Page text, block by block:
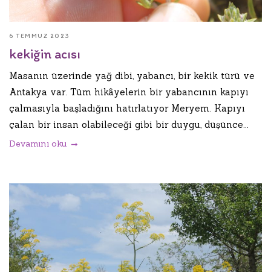
6 TEMMUZ 2023
kekiğin acısı
Masanın üzerinde yağ dibi, yabancı, bir kekik türü ve
Antakya var. Tüm hikâyelerin bir yabancının kapıyı
çalmasıyla başladığını hatırlatıyor Meryem. Kapıyı
çalan bir insan olabileceği gibi bir duygu, düşünce...
Devamını oku